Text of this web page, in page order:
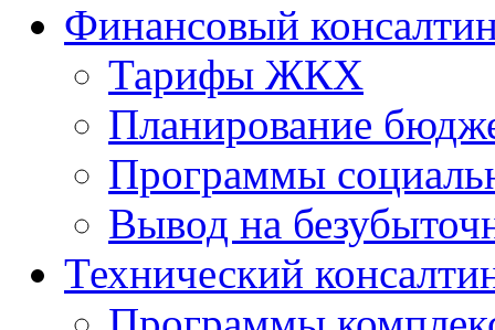
Финансовый
Тарифы ЖКХ
Планирование
Программы
Вывод на
Технический